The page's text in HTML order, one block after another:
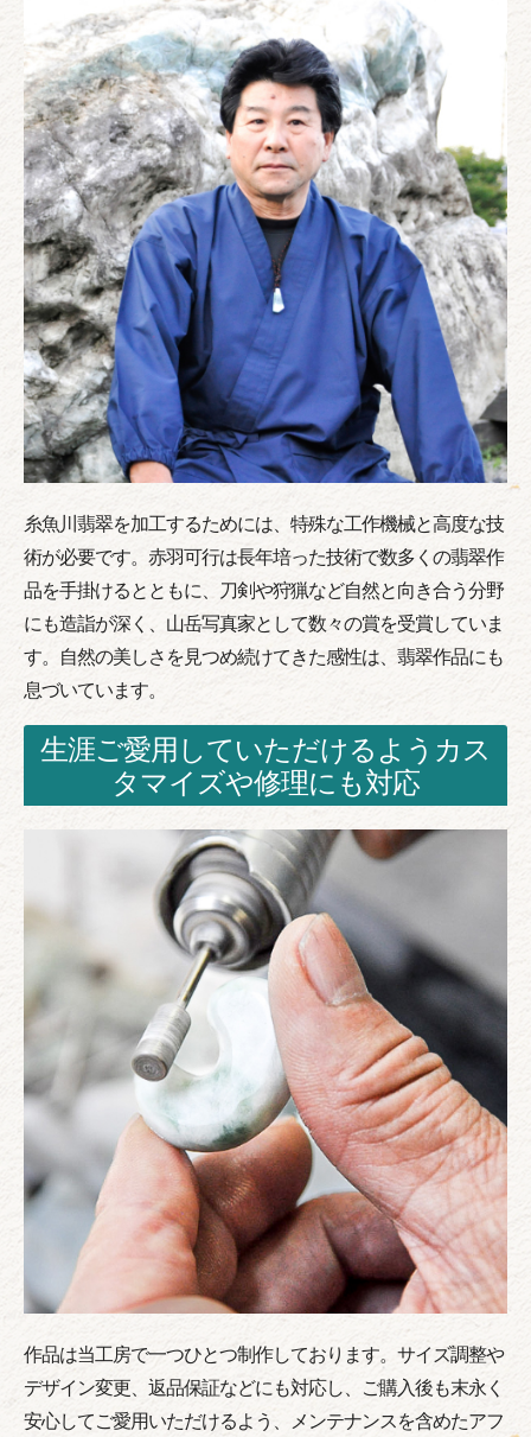
糸魚川翡翠を加工するためには、特殊な工作機械と高度な技
術が必要です。赤羽可行は長年培った技術で数多くの翡翠作
品を手掛けるとともに、刀剣や狩猟など自然と向き合う分野
にも造詣が深く、山岳写真家として数々の賞を受賞していま
す。自然の美しさを見つめ続けてきた感性は、翡翠作品にも
息づいています。
生涯ご愛用していただけるようカス
タマイズや修理にも対応
作品は当工房で一つひとつ制作しております。サイズ調整や
デザイン変更、返品保証などにも対応し、ご購入後も末永く
安心してご愛用いただけるよう、メンテナンスを含めたアフ